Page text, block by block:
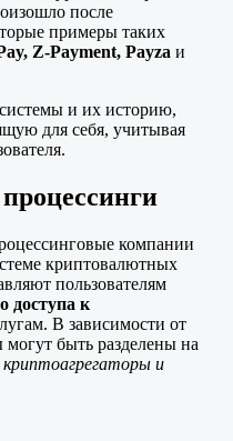
после
примеры таких
Z-Payment, Payza и
и их историю,
для себя, учитывая
компании
криптовалютных
пользователям
доступа к
В зависимости от
могут быть разделены на
и